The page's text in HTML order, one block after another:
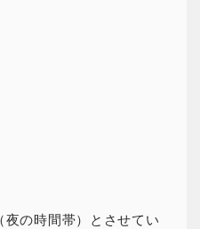
の時間帯）とさせてい